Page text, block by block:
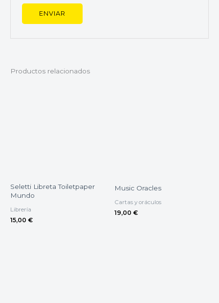
Productos relacionados
Seletti Libreta Toiletpaper
Mundo
Librería
15,00 €
Music Oracles
Cartas y oráculos
19,00 €